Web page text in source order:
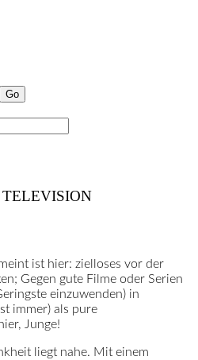
ist hier: zielloses vor der
Gegen gute Filme oder Serien
einzuwenden) in
immer) als pure
Junge!
liegt nahe. Mit einem